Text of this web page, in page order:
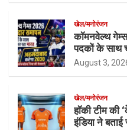
खेल/मनोरंजन
कॉमनवेल्थ
पदकों के साथ
August 3,
खेल/मनोरंजन
हॉकी टीम की
इंडिया ने